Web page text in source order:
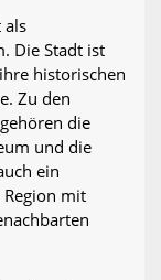
als
Die Stadt ist
historischen
Zu den
die
und die
ein
mit